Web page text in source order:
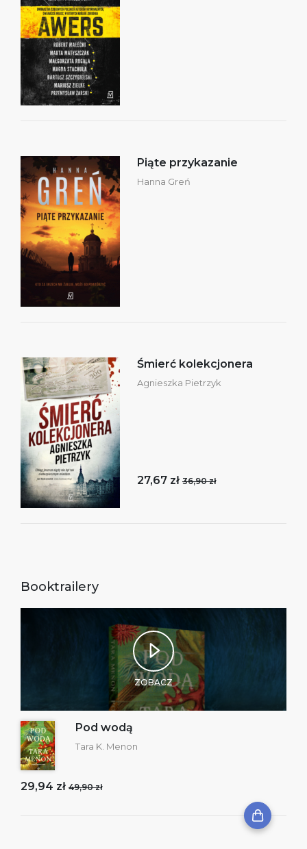
Piąte przykazanie
Hanna Greń
Śmierć kolekcjonera
Agnieszka Pietrzyk
27,67 zł 36,90 zł
Booktrailery
ZOBACZ
Pod wodą
Tara K. Menon
29,94 zł 49,90 zł